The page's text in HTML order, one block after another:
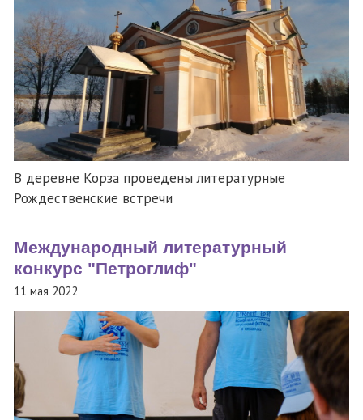
В деревне Корза проведены литературные
Рождественские встречи
Международный литературный
конкурс "Петроглиф"
11 мая 2022